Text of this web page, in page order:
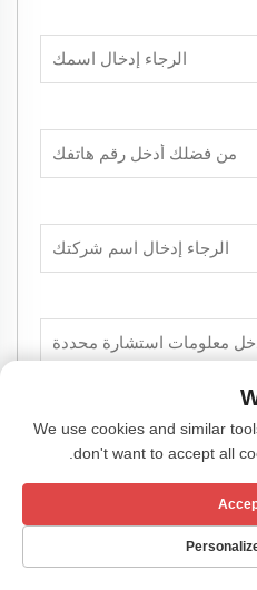
We use cookies and similar
don't want to accept all